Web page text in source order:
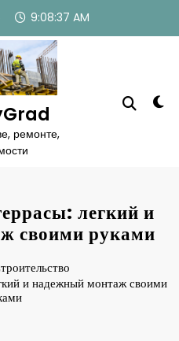
9:08:38 AM
ремонте,
легкий и
своими руками
и надежный монтаж своими